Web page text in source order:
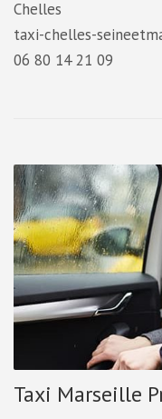
Chelles
taxi-chelles-
06 80 14 21 09
Taxi Marseille